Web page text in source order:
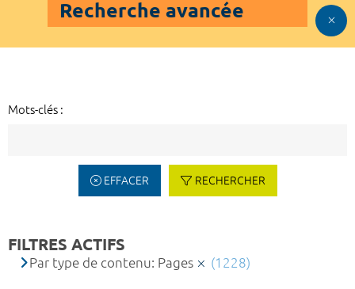
Recherche avancée
Mots-clés :
EFFACER RECHERCHER
FILTRES ACTIFS
Par type de contenu: Pages (1228)